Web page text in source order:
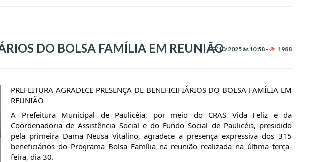
DO BOLSA FAMÍLIA EM REUNIÃO02/10/2025 às 10:58 - 1988
PREFEITURA AGRADECE PRESENÇA DE BENEFICIFIÁRIOS DO BOLSA FAMÍLIA EM
REUNIÃO
A Prefeitura Municipal de Paulicéia, por meio do CRAS Vida Feliz e da
Coordenadoria de Assistência Social e do Fundo Social de Paulicéia, presidido
pela primeira Dama Neusa Vitalino, agradece a presença expressiva dos 315
beneficiários do Programa Bolsa Família na reunião realizada na última terça-
feira, dia 30.